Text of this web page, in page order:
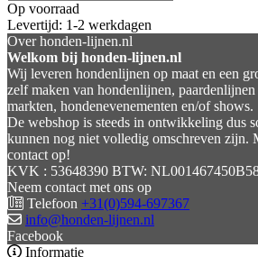
Op voorraad
Levertijd: 1-2 werkdagen
Over honden-lijnen.nl
Welkom bij honden-lijnen.nl
Wij leveren hondenlijnen op maat en een
zelf maken van hondenlijnen,
markten, hondenevenementen en/of shows.
De webshop is steeds in ontwikkeling dus
kunnen nog niet volledig omschreven zijn.
contact op!
KVK : 53648390 BTW:
Neem contact met ons op
Telefoon +31(0)594-697367
info@honden-lijnen.nl
Facebook
Informatie